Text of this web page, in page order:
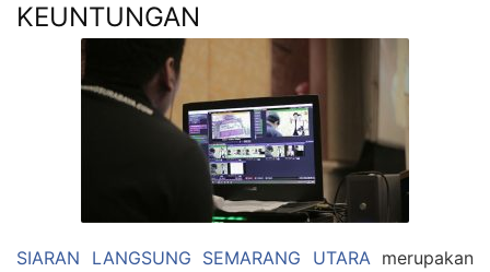
KEUNTUNGAN
SIARAN LANGSUNG SEMARANG UTARAmerupakan